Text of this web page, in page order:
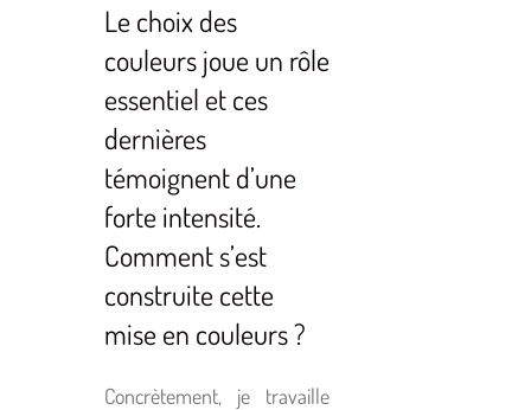
Le choix des
couleurs joue un rôle
essentiel et ces
dernières
témoignent d’une
forte intensité.
Comment s’est
construite cette
mise en couleurs ?
Concrètement, je travaille